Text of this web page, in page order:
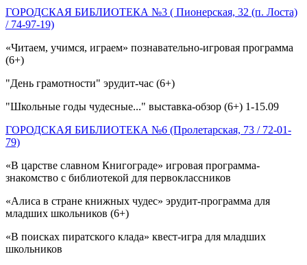
ГОРОДСКАЯ БИБЛИОТЕКА №3 ( Пионерская, 32 (п. Лоста)
/ 74-97-19)
«Читаем, учимся, играем» познавательно-игровая программа
(6+)
"День грамотности" эрудит-час (6+)
"Школьные годы чудесные..." выставка-обзор (6+) 1-15.09
ГОРОДСКАЯ БИБЛИОТЕКА №6 (Пролетарская, 73 / 72-01-
79)
«В царстве славном Книгограде» игровая программа-
знакомство с библиотекой для первоклассников
«Алиса в стране книжных чудес» эрудит-программа для
младших школьников (6+)
«В поисках пиратского клада» квест-игра для младших
школьников